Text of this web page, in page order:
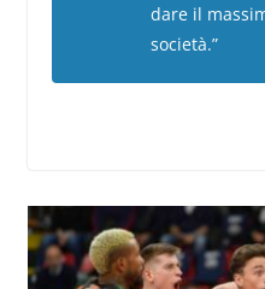
dare il
società.”